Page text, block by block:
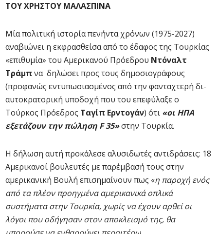
ΤΟΥ ΧΡΗΣΤΟΥ ΜΑΛΑΣΠΙΝΑ
Μία πολιτική ιστορία πενήντα χρόνων (1975-2027)
αναβιώνει η εκφρασθείσα από το έδαφος της Τουρκίας
«επιθυμία» του Αμερικανού Πρόεδρου Ντόναλτ
Τράμπ να δηλώσει προς τους δημοσιογράφους
(προφανώς εντυπωσιασμένος από την φανταχτερή δι-
αυτοκρατορική υποδοχή που του επεφύλαξε ο
Τούρκος Πρόεδρος Ταγίπ Ερντογάν) ότι «οι ΗΠΑ
εξετάζουν την πώληση F 35»στην Τουρκία.
Η δήλωση αυτή προκάλεσε αλυσιδωτές αντιδράσεις: 18
Αμερικανοί βουλευτές με παρέμβασή τους στην
αμερικανική Βουλή επισημαίνουν πως «η παροχή ενός
από τα πλέον προηγμένα αμερικανικά οπλικά
συστήματα στην Τουρκία, χωρίς να έχουν αρθεί οι
λόγοι που οδήγησαν στον αποκλεισμό της, θα